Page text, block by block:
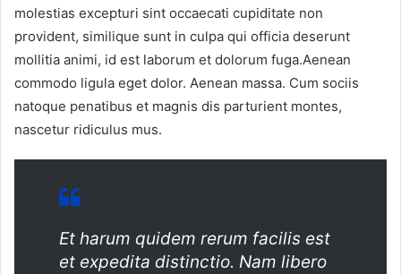
molestias excepturi sint occaecati cupiditate non
provident, similique sunt in culpa qui officia deserunt
mollitia animi, id est laborum et dolorum fuga.Aenean
commodo ligula eget dolor. Aenean massa. Cum sociis
natoque penatibus et magnis dis parturient montes,
nascetur ridiculus mus.
Et harum quidem rerum facilis est
et expedita distinctio. Nam libero